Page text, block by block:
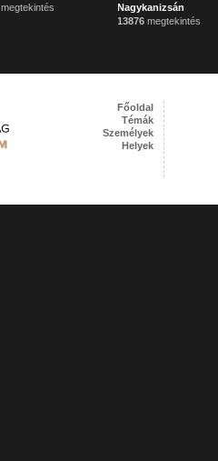
megtekintés
Nagykanizsán
13876 megtekintés
Főoldal
Témák
Személyek
Helyek